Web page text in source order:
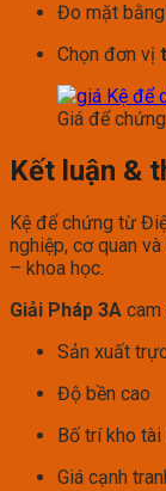
Đo mặt
Chọn đơn vị
Giá để
Kết luận &
Kệ để chứng từ
nghiệp, cơ quan
– khoa học.
Giải Pháp 3A cam
Sản xuất
Độ bền cao
Bố trí kho
Giá cạnh